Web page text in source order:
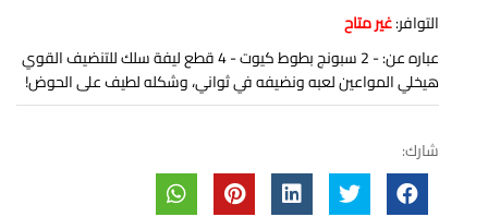
التوافر:غير متاح
عباره عن: - 2 سبونج بطوط كيوت - 4 قطع ليفة سلك للتنضيف القوي
هيخلي المواعين لعبه ونضيفه في ثواني، وشكله لطيف على الحوض!
شارك: